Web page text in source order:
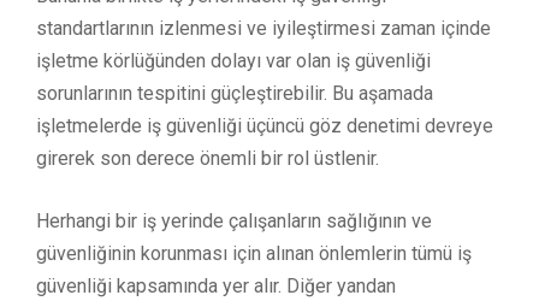
standartlarının izlenmesi ve iyileştirmesi zaman içinde
işletme körlüğünden dolayı var olan iş güvenliği
sorunlarının tespitini güçleştirebilir. Bu aşamada
işletmelerde iş güvenliği üçüncü göz denetimi devreye
girerek son derece önemli bir rol üstlenir.
Herhangi bir iş yerinde çalışanların sağlığının ve
güvenliğinin korunması için alınan önlemlerin tümü iş
güvenliği kapsamında yer alır. Diğer yandan